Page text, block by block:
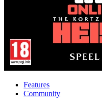
Features
Community